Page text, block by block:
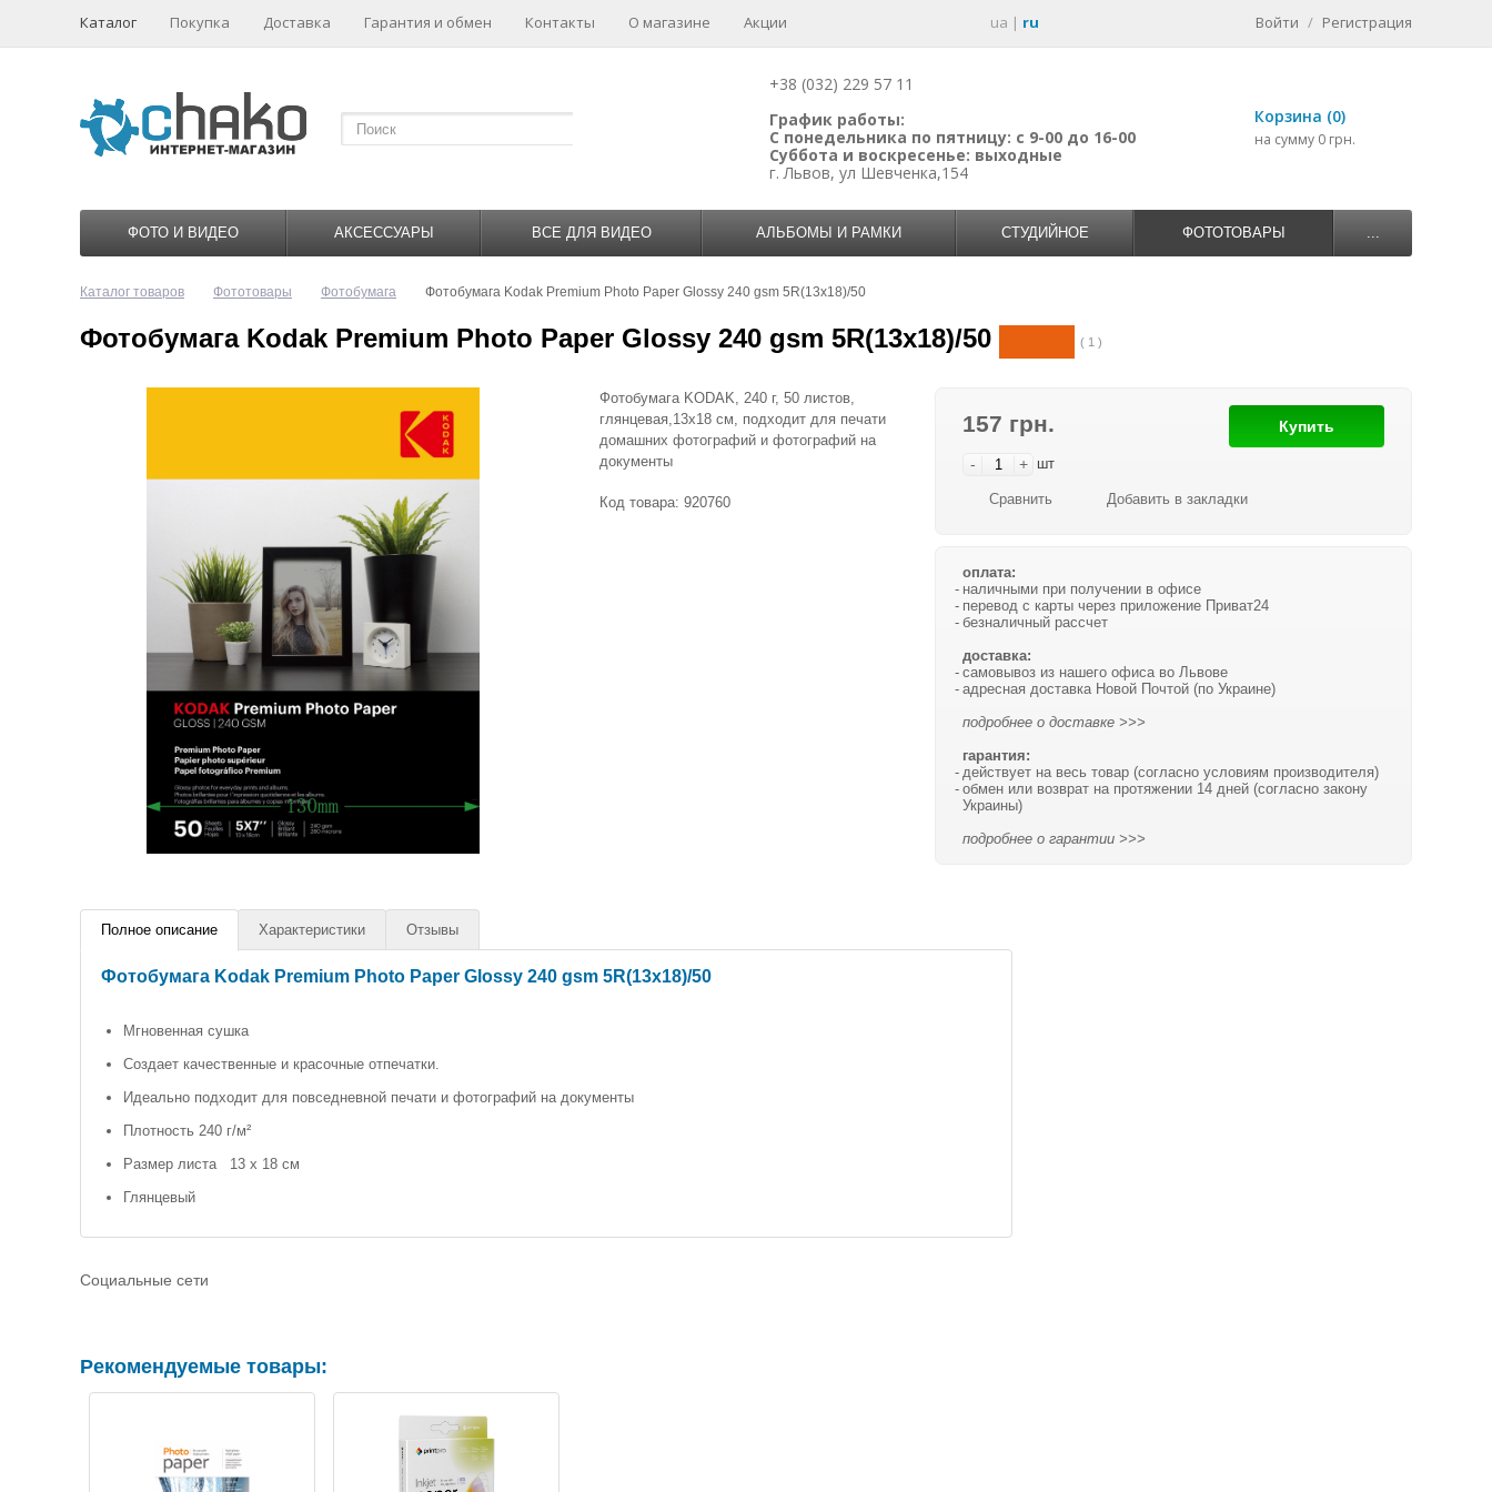
Каталог Покупка Доставка Гарантия и обмен Контакты О магазине Акции ua | ru Войти / Регистрация
+38 (032) 229 57 11
График работы:
С понедельника по пятницу: с 9-00 до 16-00
Суббота и воскресенье: выходные
г. Львов, ул Шевченка,154
Корзина (0)
на сумму 0 грн.
ФОТО И ВИДЕО АКСЕССУАРЫ ВСЕ ДЛЯ ВИДЕО АЛЬБОМЫ И РАМКИ СТУДИЙНОЕ ФОТОТОВАРЫ ...
Каталог товаров Фототовары Фотобумага Фотобумага Kodak Premium Photo Paper Glossy 240 gsm 5R(13x18)/50
Фотобумага Kodak Premium Photo Paper Glossy 240 gsm 5R(13x18)/50 ( 1 )
157 грн.
- + шт
Купить
Сравнить Добавить в закладки
оплата:
наличными при получении в офисе
перевод с карты через приложение Приват24
безналичный рассчет
доставка:
самовывоз из нашего офиса во Львове
адресная доставка Новой Почтой (по Украине)
подробнее о доставке >>>
гарантия:
действует на весь товар (согласно условиям производителя)
обмен или возврат на протяжении 14 дней (согласно закону
Украины)
подробнее о гарантии >>>
Фотобумага KODAK, 240 г, 50 листов,
глянцевая,13х18 см, подходит для печати
домашних фотографий и фотографий на
документы
Код товара: 920760
Полное описание Характеристики Отзывы
Фотобумага Kodak Premium Photo Paper Glossy 240 gsm 5R(13x18)/50
Мгновенная сушка
Создает качественные и красочные отпечатки.
Идеально подходит для повседневной печати и фотографий на документы
Плотность 240 г/м²
Размер листа 13 х 18 см
Глянцевый
Социальные сети
Рекомендуемые товары: